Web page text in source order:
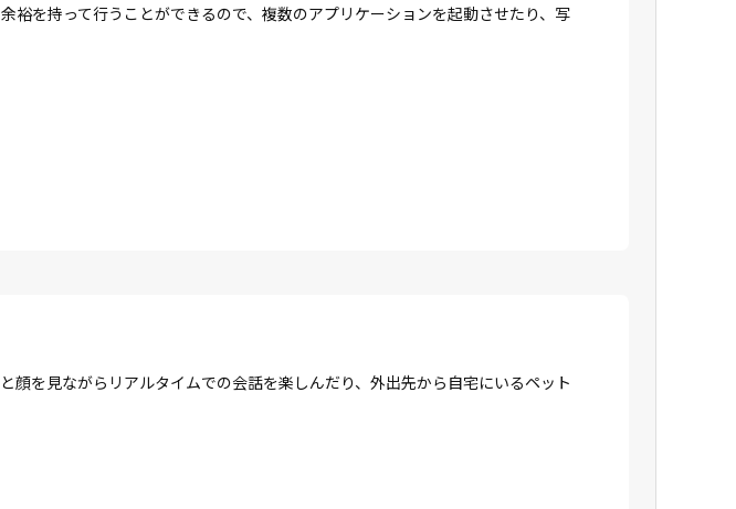
を持って行うことができるので、複数のアプリケーションを起動させたり、写
を見ながらリアルタイムでの会話を楽しんだり、外出先から自宅にいるペット